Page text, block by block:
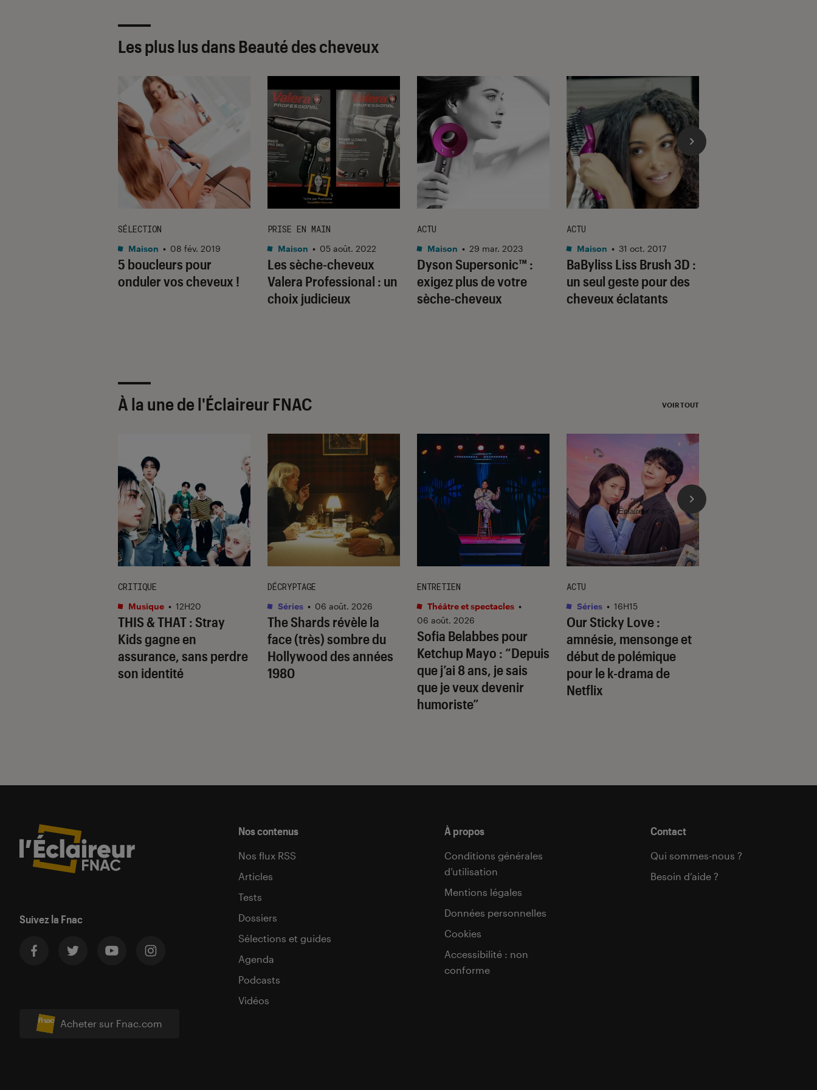
Les plus lus dans Beauté des cheveux
5 boucleurs pour
onduler vos cheveux !
SÉLECTION
Maison • 08 fév. 2019
Les sèche-cheveux
Valera Professional : un
choix judicieux
PRISE EN MAIN
Maison • 05 août. 2022
Dyson Supersonic™ :
exigez plus de votre
sèche-cheveux
ACTU
Maison • 29 mar. 2023
BaByliss Liss Brush 3D :
un seul geste pour des
cheveux éclatants
ACTU
Maison • 31 oct. 2017
À la une de l'Éclaireur FNAC VOIR TOUT
THIS & THAT: Stray
Kids gagne en
assurance, sans perdre
son identité
CRITIQUE
Musique • 12H20
The Shards révèle la
face (très) sombre du
Hollywood des années
1980
DÉCRYPTAGE
Séries • 06 août. 2026
Sofia Belabbes pour
Ketchup Mayo : “Depuis
que j’ai 8 ans, je sais
que je veux devenir
humoriste”
ENTRETIEN
Théâtre et spectacles •
06 août. 2026
Our Sticky Love:
amnésie, mensonge et
début de polémique
pour le k-drama de
Netflix
ACTU
Séries • 16H15
l'Éclaireur fnac">
Suivez la Fnac
Acheter sur Fnac.com
Nos contenus
Nos flux RSS
Articles
Tests
Dossiers
Sélections et guides
Agenda
Podcasts
Vidéos
À propos
Conditions générales
d’utilisation
Mentions légales
Données personnelles
Cookies
Accessibilité : non
conforme
Contact
Qui sommes-nous ?
Besoin d’aide ?